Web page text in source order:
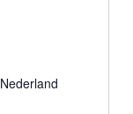
Nederland